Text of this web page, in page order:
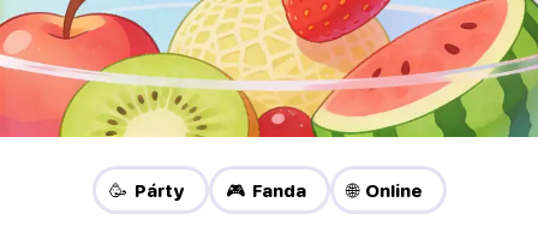
🥳 Párty 🎮 Fanda 🌐 Online